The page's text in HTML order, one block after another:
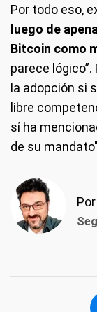
Por todo eso,
luego de
Bitcoin como
parece
la adopción si
libre
sí ha
de su
Por